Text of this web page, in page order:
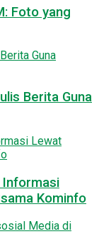
Foto yang
Berita Guna
Informasi
Kominfo